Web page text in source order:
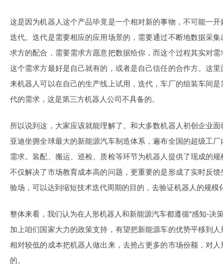
这是因为机器人这个产品毕竟是一个相对新的事物，不可能一
迭代。迭代是需要相应的应用场景的，需要通过不断地数据采
求方的配合，需要需求方愿意把数据给你，而这个过程其实对
这个需求方最好是自己就有的，或者是自己信任的合作方。这
来机器人可以在自己的生产线上试用，迭代，车厂的组装车间
代的需求，这是第三方机器人公司不具备的。
所以说到这，大家应该就能理解了。和大多数机器人初创企业
亚迪坐拥全球最大的新能源汽车制造体系，遍布全国的超级工
需求。装配、搬运、巡检、质检等环节为机器人提供了现成的
不仅解决了市场教育成本高的问题，更重要的是形成了实时反
验场，可以达到缩短技术迭代周期的目的，去验证机器人的规模
整体来看，我们认为在人形机器人和新能源汽车都遵循“感知-决
加上咱们国家大力的政策支持，有望把新能源车的优势平移到
相对较低的成本把机器人做出来，去抢占更多的市场份额，对
的。